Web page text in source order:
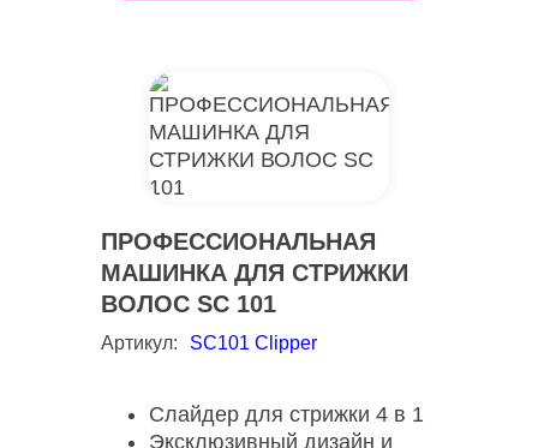
ПРОФЕССИОНАЛЬНАЯ
МАШИНКА ДЛЯ СТРИЖКИ
ВОЛОС SC 101
Артикул: SC101 Clipper
Слайдер для стрижки 4 в 1
Эксклюзивный дизайн и